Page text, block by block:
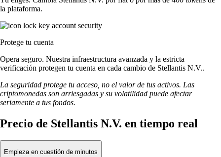
la plataforma.
Protege tu cuenta
Opera seguro. Nuestra infraestructura avanzada y la estricta
verificación protegen tu cuenta en cada cambio de Stellantis N.V..
La seguridad protege tu acceso, no el valor de tus activos. Las
criptomonedas son arriesgadas y su volatilidad puede afectar
seriamente a tus fondos.
Precio de Stellantis N.V. en tiempo real
Empieza en cuestión de minutos